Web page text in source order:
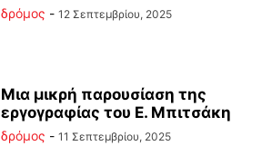
δρόμος - 12 Σεπτεμβρίου, 2025
Μια μικρή παρουσίαση της
εργογραφίας του Ε. Μπιτσάκη
δρόμος - 11 Σεπτεμβρίου, 2025